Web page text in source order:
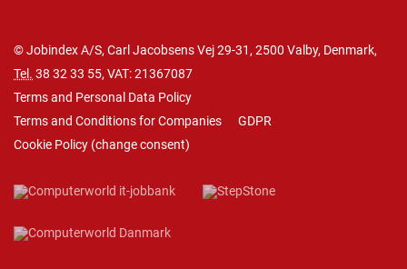
© Jobindex A/S, Carl Jacobsens Vej 29-31, 2500 Valby, Denmark,
Tel. 38 32 33 55, VAT: 21367087
Terms and Personal Data Policy
Terms and Conditions for Companies
GDPR
Cookie Policy (change consent)